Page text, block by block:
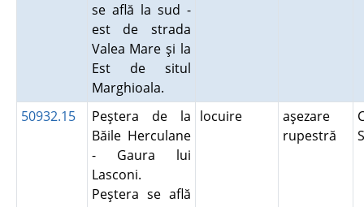
se află la sud -
est de strada
Valea Mare şi la
Est de situl
Marghioala.
50932.15
Peştera de la
Băile Herculane
- Gaura lui
Lasconi.
Peştera se află
locuire
aşezare
rupestră